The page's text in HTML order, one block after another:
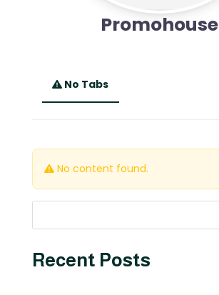
Promohouse
No Tabs
No content found.
Recent Posts